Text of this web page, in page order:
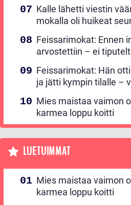
Kalle lähetti viestin
mokalla oli huikeat
Feissarimokat: Ennen
arvostettiin – ei
Feissarimokat: Hän
ja jätti kympin tilalle –
Mies maistaa vaimon
karmea loppu koitti
LUETUIMMAT
Mies maistaa vaimon
karmea loppu koitti